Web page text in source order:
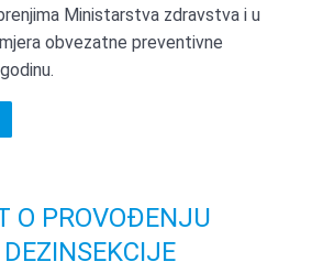
Ministarstva zdravstva i u
obvezatne preventivne
O PROVOĐENJU